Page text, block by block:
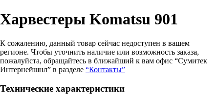
Харвестеры Komatsu 901
К сожалению, данный товар сейчас недоступен в вашем
регионе. Чтобы уточнить наличие или возможность заказа,
пожалуйста, обращайтесь в ближайший к вам офис “Сумитек
Интернейшнл” в разделе “Контакты”
Технические характеристики